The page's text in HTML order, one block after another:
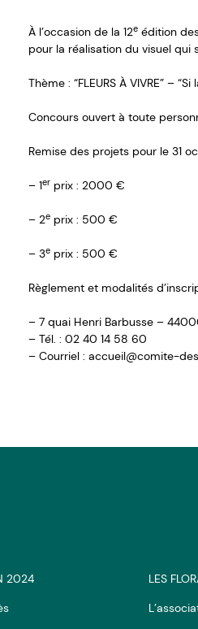
À l’occasion de la 12e édition
pour la réalisation du visuel qui
Thème : “FLEURS À VIVRE” –
Concours ouvert à toute
Remise des projets pour le 31
– 1er prix : 2000 €
– 2e prix : 500 €
– 3e prix : 500 €
Règlement et modalités
– 7 quai Henri Barbusse –
– Tél. : 02 40 14 58 60
– Courriel : accueil@comite-
2024
LES